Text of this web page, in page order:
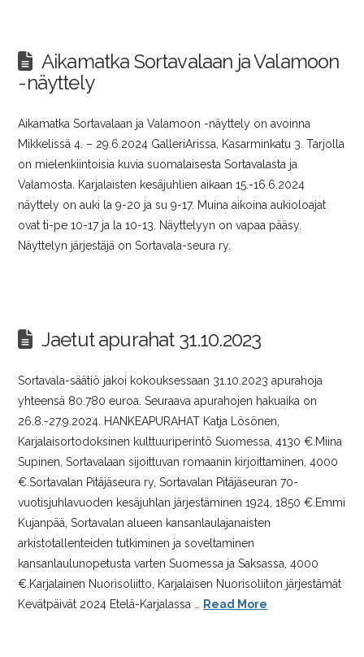
Aikamatka Sortavalaan ja Valamoon
-näyttely
Aikamatka Sortavalaan ja Valamoon -näyttely on avoinna
Mikkelissä 4. – 29.6.2024 GalleriArissa, Kasarminkatu 3. Tarjolla
on mielenkiintoisia kuvia suomalaisesta Sortavalasta ja
Valamosta. Karjalaisten kesäjuhlien aikaan 15.-16.6.2024
näyttely on auki la 9-20 ja su 9-17. Muina aikoina aukioloajat
ovat ti-pe 10-17 ja la 10-13. Näyttelyyn on vapaa pääsy.
Näyttelyn järjestäjä on Sortavala-seura ry.
Jaetut apurahat 31.10.2023
Sortavala-säätiö jakoi kokouksessaan 31.10.2023 apurahoja
yhteensä 80.780 euroa. Seuraava apurahojen hakuaika on
26.8.-27.9.2024. HANKEAPURAHAT Katja Lösönen,
Karjalaisortodoksinen kulttuuriperintö Suomessa, 4130 €.Miina
Supinen, Sortavalaan sijoittuvan romaanin kirjoittaminen, 4000
€.Sortavalan Pitäjäseura ry, Sortavalan Pitäjäseuran 70-
vuotisjuhlavuoden kesäjuhlan järjestäminen 1924, 1850 €.Emmi
Kujanpää, Sortavalan alueen kansanlaulajanaisten
arkistotallenteiden tutkiminen ja soveltaminen
kansanlaulunopetusta varten Suomessa ja Saksassa, 4000
€.Karjalainen Nuorisoliitto, Karjalaisen Nuorisoliiton järjestämät
Kevätpäivät 2024 Etelä-Karjalassa …
Read More